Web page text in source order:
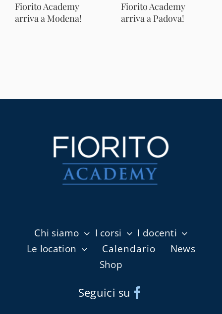
Fiorito Academy
arriva a Modena!
Fiorito Academy
arriva a Padova!
Chi siamo I corsi
I docenti
Le location
Calendario
News
Shop
Seguici su